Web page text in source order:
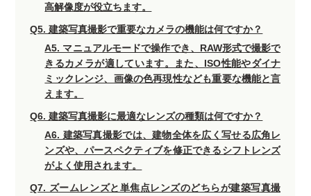
高解像度が役立ちます。
Q5. 建築写真撮影で重要なカメラの機能は何ですか？
A5. マニュアルモードで操作でき、RAW形式で撮影で
きるカメラが適しています。また、ISO性能やダイナ
ミックレンジ、画像の色再現性なども重要な機能と言
えます。
Q6. 建築写真撮影に最適なレンズの種類は何ですか？
A6. 建築写真撮影では、建物全体を広く写せる広角レ
ンズや、パースペクティブを修正できるシフトレンズ
がよく使用されます。
Q7. ズームレンズと単焦点レンズのどちらが建築写真撮